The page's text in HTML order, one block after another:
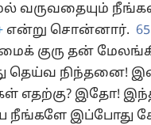
வருவதையும்
என்று சொன்னார். 65
குரு தன்
தெய்வ நிந்தனை!
எதற்கு? இதோ!
நீங்களே இப்போது